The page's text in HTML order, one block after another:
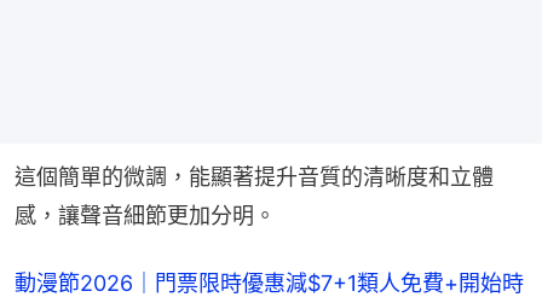
這個簡單的微調，能顯著提升音質的清晰度和立體
感，讓聲音細節更加分明。
動漫節2026｜門票限時優惠減$7+1類人免費+開始時